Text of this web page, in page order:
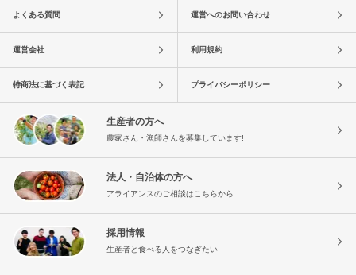
よくある質問 運営へのお問い合わせ
運営会社 利用規約
特商法に基づく表記 プライバシーポリシー
生産者の方へ
農家さん・漁師さんを募集しています!
法人・自治体の方へ
アライアンスのご相談はこちらから
採用情報
生産者と食べる人をつなぎたい